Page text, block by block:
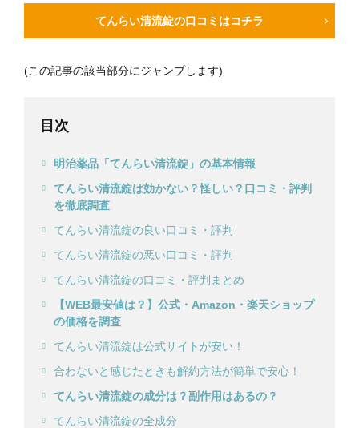
てんらい清流錠の口コミはコチラ
(この記事の該当部分にジャンプします)
目次
明治薬品「てんらい清流錠」の基本情報
てんらい清流錠は効かない？怪しい？口コミ・評判
を徹底調査
てんらい清流錠の良い口コミ・評判
てんらい清流錠の悪い口コミ・評判
てんらい清流錠の口コミ・評判まとめ
【WEB最安値は？】公式・Amazon・楽天ショップ
の価格を調査
てんらい清流錠は公式サイトが安い！
合わないと感じたときも解約方法が簡単で安心！
てんらい清流錠の成分は？副作用はあるの？
てんらい清流錠の全成分